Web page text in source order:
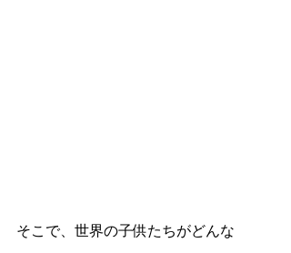
そこで、世界の子供たちがどんな